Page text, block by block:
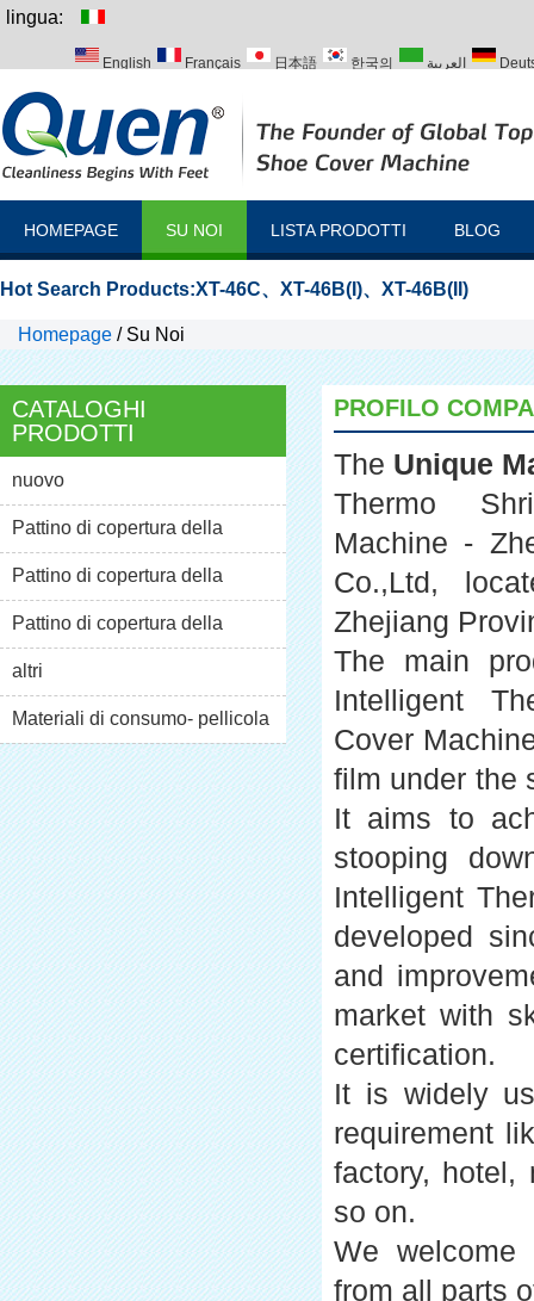
lingua:
English Français 日本語 한국의 العربية
HOMEPAGE SU NOI LISTA PRODOTTI BLOG
Hot Search Products:XT-46C、 XT-46B(I)、 XT-46B(II)
Homepage / Su Noi
CATALOGHI
PRODOTTI
nuovo
Pattino di copertura della
macchina xt-46c
Pattino di copertura della
macchina XT- 46b(I)
Pattino di copertura della
macchina XT- 46b(Ii)
altri
Materiali di consumo- pellicola
del pvc
PROFILO
The Unique
Thermo
Machine -
Co.,Ltd,
Zhejiang
The main
Intelligent
Cover
film under the
It aims to
stooping
Intelligent
developed
and
market with
certification.
It is widely
requirement
factory, hotel,
so on.
We welcome
from all parts